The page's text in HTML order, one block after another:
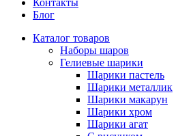
Контакты
Блог
Каталог товаров
Наборы шаров
Гелиевые шарики
Шарики пастель
Шарики металлик
Шарики макарун
Шарики хром
Шарики агат